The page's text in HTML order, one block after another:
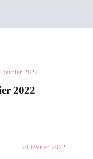
février 2022
2022
20 février 2022